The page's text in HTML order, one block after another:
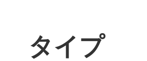
タイプ